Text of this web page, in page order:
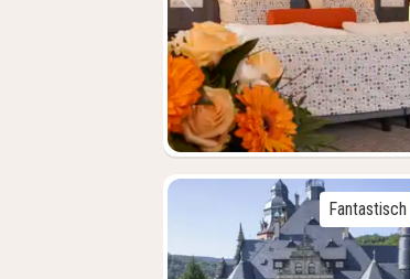
Vorige foto
Fantastisch